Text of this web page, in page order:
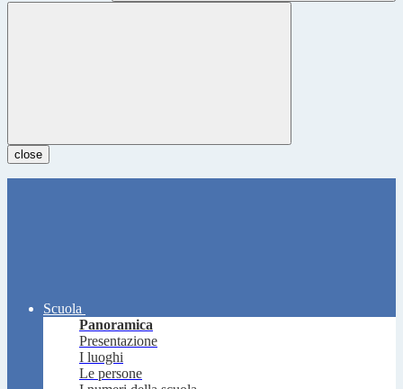
close
Scuola
Panoramica
Presentazione
I luoghi
Le persone